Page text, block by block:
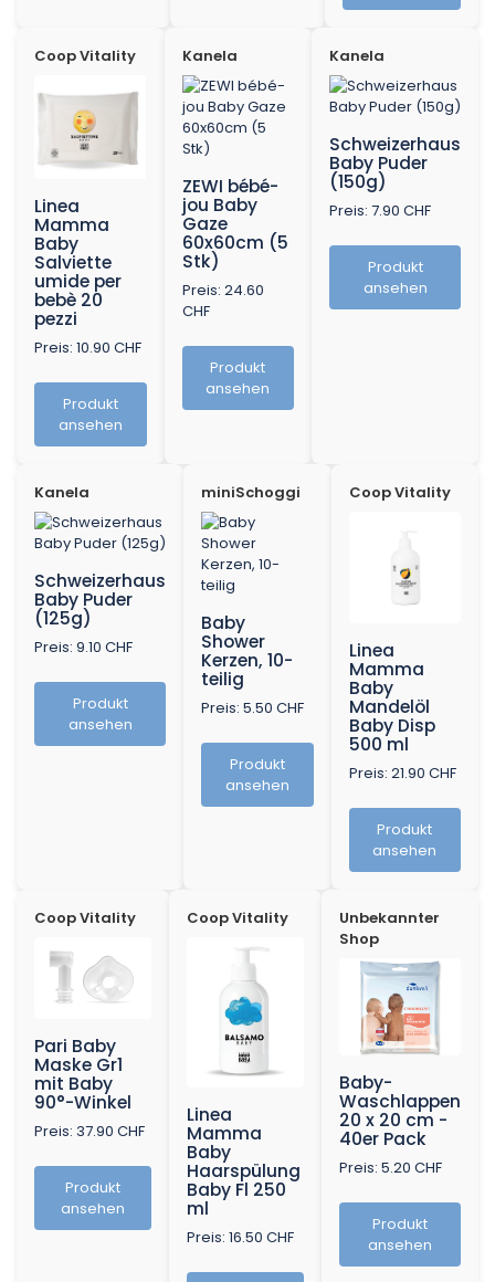
Coop Vitality
Linea
Mamma
Baby
Salviette
umide per
bebè 20
pezzi
Preis: 10.90 CHF
Produkt
ansehen
Kanela
ZEWI bébé-
jou Baby
Gaze
60x60cm (5
Stk)
Preis: 24.60
CHF
Produkt
ansehen
Kanela
Schweizerhaus
Baby Puder
(150g)
Preis: 7.90 CHF
Produkt
ansehen
Kanela
Schweizerhaus
Baby Puder
(125g)
Preis: 9.10 CHF
Produkt
ansehen
miniSchoggi
Baby
Shower
Kerzen, 10-
teilig
Preis: 5.50 CHF
Produkt
ansehen
Coop Vitality
Linea
Mamma
Baby
Mandelöl
Baby Disp
500 ml
Preis: 21.90 CHF
Produkt
ansehen
Coop Vitality
Pari Baby
Maske Gr1
mit Baby
90°-Winkel
Preis: 37.90 CHF
Produkt
ansehen
Coop Vitality
Linea
Mamma
Baby
Haarspülung
Baby Fl 250
ml
Preis: 16.50 CHF
Unbekannter
Shop
Baby-
Waschlappen
20 x 20 cm -
40er Pack
Preis: 5.20 CHF
Produkt
ansehen